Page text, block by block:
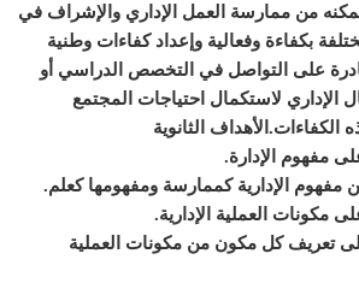
تمكنه من ممارسة العمل الإداري والإشراف في
بكفاءة وفعالية وإعداد كفاءات وطنية
على التواصل في التخصص الدراسي أو
الإداري لاستكمال احتياجات المجتمع
الكفاءات. الأهداف الثانوية
مفهوم الإدارة.
مفهوم الإدارية كممارسة ومفهومها كعلم.
مكونات العملية الإدارية.
تعريف كل مكون من مكونات العملية